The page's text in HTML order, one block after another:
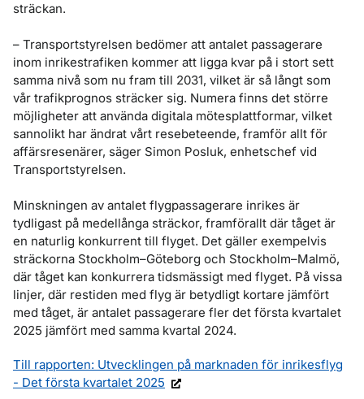
sträckan.
– Transportstyrelsen bedömer att antalet passagerare
inom inrikestrafiken kommer att ligga kvar på i stort sett
samma nivå som nu fram till 2031, vilket är så långt som
vår trafikprognos sträcker sig. Numera finns det större
möjligheter att använda digitala mötesplattformar, vilket
sannolikt har ändrat vårt resebeteende, framför allt för
affärsresenärer, säger Simon Posluk, enhetschef vid
Transportstyrelsen.
Minskningen av antalet flygpassagerare inrikes är
tydligast på medellånga sträckor, framförallt där tåget är
en naturlig konkurrent till flyget. Det gäller exempelvis
sträckorna Stockholm–Göteborg och Stockholm–Malmö,
där tåget kan konkurrera tidsmässigt med flyget. På vissa
linjer, där restiden med flyg är betydligt kortare jämfört
med tåget, är antalet passagerare fler det första kvartalet
2025 jämfört med samma kvartal 2024.
Till rapporten: Utvecklingen på marknaden för inrikesflyg
- Det första kvartalet 2025